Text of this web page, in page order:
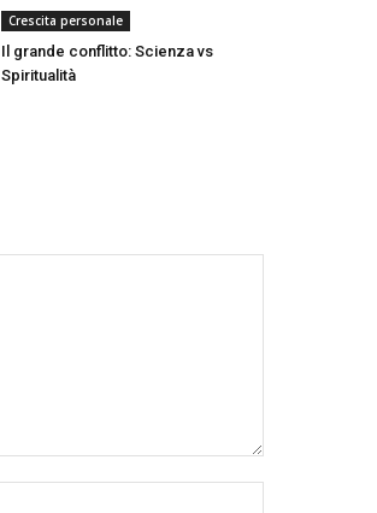
Crescita personale
Il grande conflitto: Scienza vs
Spiritualità